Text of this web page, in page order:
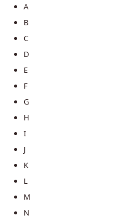
A
B
C
D
E
F
G
H
I
J
K
L
M
N